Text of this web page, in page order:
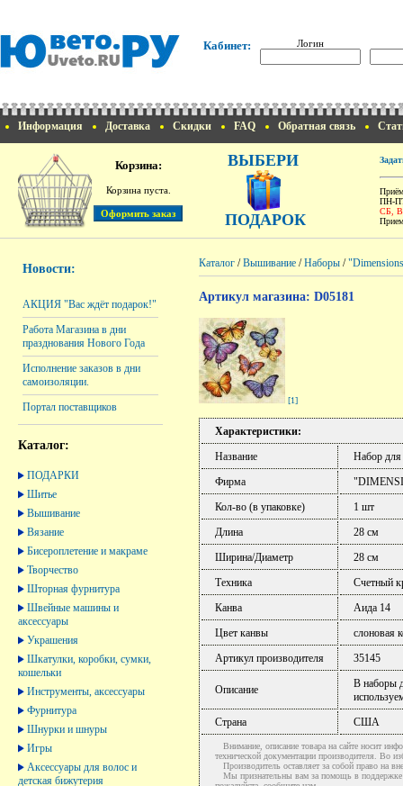
Кабинет: Логин
Информация Доставка Скидки FAQ Обратная связь
Корзина:
Корзина пуста.
ВЫБЕРИ
ПОДАРОК
ПН-
СБ,
Новости:
АКЦИЯ "Вас ждёт подарок!"
Работа Магазина в дни
празднования Нового Года
Исполнение заказов в дни
самоизоляции.
Портал поставщиков
Каталог:
ПОДАРКИ
Шитье
Вышивание
Вязание
Бисероплетение и макраме
Творчество
Шторная фурнитура
Швейные машины и
аксессуары
Украшения
Шкатулки, коробки, сумки,
кошельки
Инструменты, аксессуары
Фурнитура
Шнурки и шнуры
Игры
Аксессуары для волос и
детская бижутерия
Каталог /Вышивание /Наборы /
Артикул магазина: D05181
[1]
Характеристики:
Название
Набор
Фирма
Кол-во (в упаковке)
1 шт
Длина
28 см
Ширина/Диаметр
28 см
Техника
Счетный
Канва
Аида 14
Цвет канвы
слоновая
Артикул производителя
35145
Описание
В наборы
Страна
США
Внимание, описание товара на сайте носит
технической документации производителя. Во
Производитель оставляет за собой право на
Мы признательны вам за помощь в поддержке